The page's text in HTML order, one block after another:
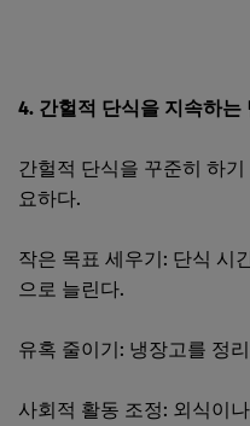
4. 간헐적 단식을 지속하는
간헐적 단식을 꾸준히 하
요하다.
작은 목표 세우기: 단식 시
으로 늘린다.
유혹 줄이기: 냉장고를 정
사회적 활동 조정: 외식이